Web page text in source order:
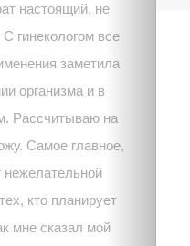
настоящий, не
гинекологом все
заметила
организма и в
Рассчитываю на
Самое главное,
нежелательной
кто планирует
мне сказал мой